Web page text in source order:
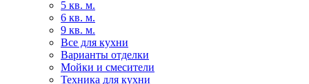
5 кв. м.
6 кв. м.
9 кв. м.
Все для кухни
Варианты отделки
Мойки и смесители
Техника для кухни